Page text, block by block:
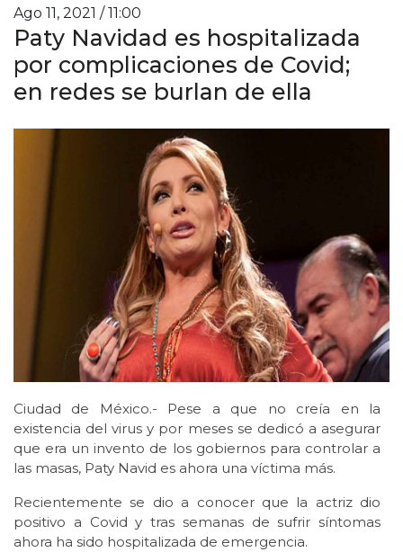
Ago 11, 2021 / 11:00
Paty Navidad es hospitalizada
por complicaciones de Covid;
en redes se burlan de ella
Ciudad de México.- Pese a que no creía en la
existencia del virus y por meses se dedicó a asegurar
que era un invento de los gobiernos para controlar a
las masas, Paty Navid es ahora una víctima más.
Recientemente se dio a conocer que la actriz dio
positivo a Covid y tras semanas de sufrir síntomas
ahora ha sido hospitalizada de emergencia.